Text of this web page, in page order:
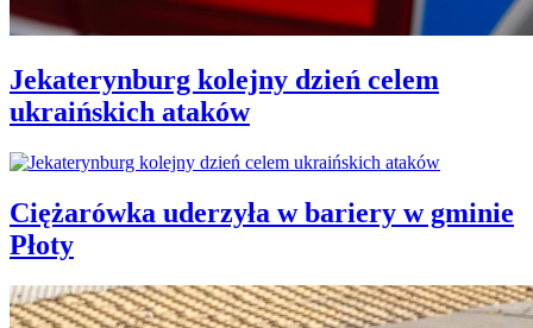
Jekaterynburg kolejny dzień celem
ukraińskich ataków
Ciężarówka uderzyła w bariery w gminie
Płoty